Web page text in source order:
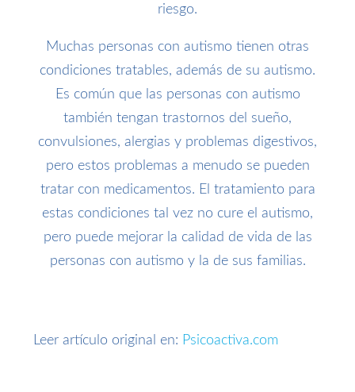
riesgo.
Muchas personas con autismo tienen otras
condiciones tratables, además de su autismo.
Es común que las personas con autismo
también tengan trastornos del sueño,
convulsiones, alergias y problemas digestivos,
pero estos problemas a menudo se pueden
tratar con medicamentos. El tratamiento para
estas condiciones tal vez no cure el autismo,
pero puede mejorar la calidad de vida de las
personas con autismo y la de sus familias.
Leer artículo original en: Psicoactiva.com